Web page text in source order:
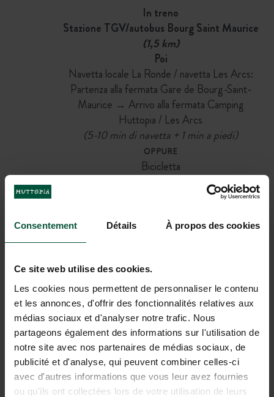
Consentement Détails À propos des cookies
Ce site web utilise des cookies.
Les cookies nous permettent de personnaliser le contenu
et les annonces, d'offrir des fonctionnalités relatives aux
médias sociaux et d'analyser notre trafic. Nous
partageons également des informations sur l'utilisation de
notre site avec nos partenaires de médias sociaux, de
publicité et d'analyse, qui peuvent combiner celles-ci
avec d'autres informations que vous leur avez fournies
ou qu'ils ont collectées lors de votre utilisation de leurs
In treno
Stazione TGV/autobus Bourg Saint Maurice
(1,5 km)
Poi
Navetta locale La Ronde / navetta Les Arcs:
Partenza alla fermata Gare de Bourg-Saint-
Maurice → Arrivo alla fermata Camping
Huttopia / Les Arcs
(5-10 min di navetta + 1 min a piedi)
OPPURE
Bicicletta
(20 min)
(4 min)
In aereo
Aeroporti più vicini: Chambéry(100 km),
Ginevra(190 km), Lione(190 km)
Poi
Auto o taxi
(1h23 per Chambéry, 2h20 per Ginevra e
Lione)